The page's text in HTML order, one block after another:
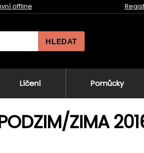
offline
HLEDAT
Líčení Pomůcky
ZIMA